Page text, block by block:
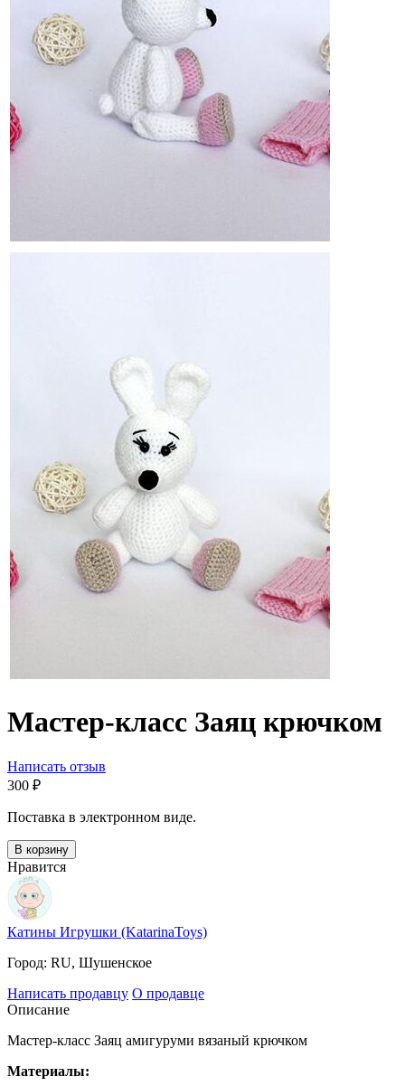
Мастер-класс Заяц крючком
Написать отзыв
‍300‍ ₽
Поставка в электронном виде.
В корзину
Нравится
Катины Игрушки (KatarinaToys)
Город: RU, Шушенское
Написать продавцу О продавце
Описание
Мастер-класс Заяц амигуруми вязаный крючком
Материалы: